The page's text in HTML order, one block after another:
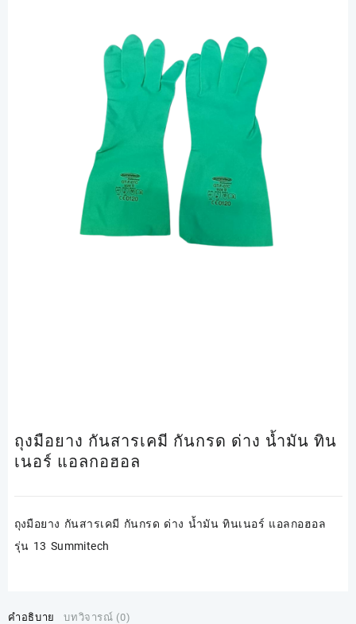
ถุงมือยาง กันสารเคมี กันกรด ด่าง น้ำมัน ทิน
เนอร์ แอลกอฮอล
ถุงมือยาง กันสารเคมี กันกรด ด่าง น้ำมัน ทินเนอร์ แอลกอฮอล
รุ่น 13 Summitech
คำอธิบาย บทวิจารณ์ (0)